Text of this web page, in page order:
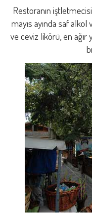
Restoranın iştletmecisi
mayıs ayında saf
ve ceviz likörü, en